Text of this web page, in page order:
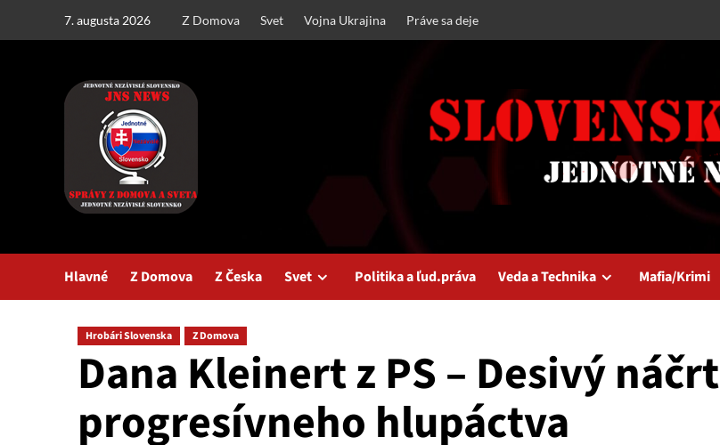
7. augusta 2026 Z Domova Svet Vojna Ukrajina Práve sa deje
Hlavné Z Domova Z Česka Svet Politika a ľud.práva Veda a Technika Mafia/Krimi
Hrobári Slovenska Z Domova
Dana Kleinert z PS – Desivý náčrt
progresívneho hlupáctva